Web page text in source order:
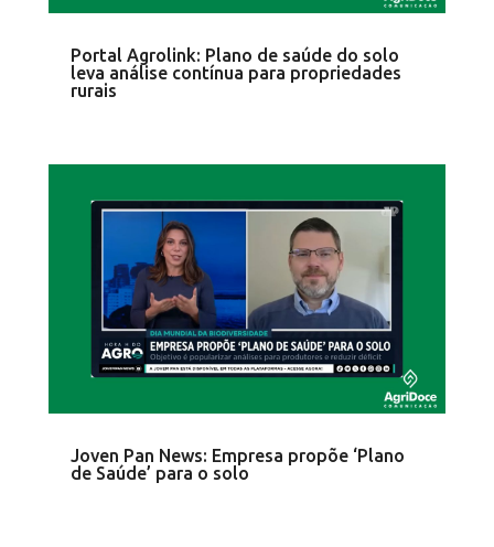
Portal Agrolink: Plano de saúde do solo
leva análise contínua para propriedades
rurais
Joven Pan News: Empresa propõe ‘Plano
de Saúde’ para o solo